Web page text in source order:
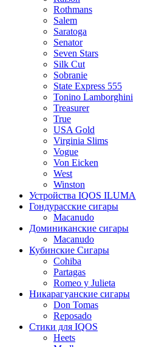
Rothmans
Salem
Saratoga
Senator
Seven Stars
Silk Cut
Sobranie
State Express 555
Tonino Lamborghini
Treasurer
True
USA Gold
Virginia Slims
Vogue
Von Eicken
West
Winston
Устройства IQOS ILUMA
Гондурасские сигары
Macanudo
Доминиканские сигары
Macanudo
Кубинские Сигары
Cohiba
Partagas
Romeo y Julieta
Никарагуанские сигары
Don Tomas
Reposado
Стики для IQOS
Heets